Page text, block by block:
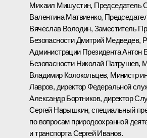
Михаил Мишустин, Председатель
Валентина Матвиенко,
Вячеслав Володин, Заместитель
БезопасностиДмитрий Медведев,
Администрации ПрезидентаАнтон
Безопасности Николай Патрушев,
Владимир Колокольцев, Министр
Лавров, директор Федеральной
Александр Бортников, директор
Сергей Нарышкин, специальный
по вопросам природоохранной
и транспортаСергей Иванов.